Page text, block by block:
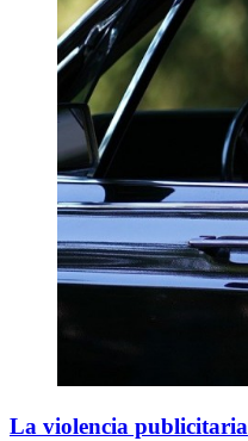
La violencia publicitaria